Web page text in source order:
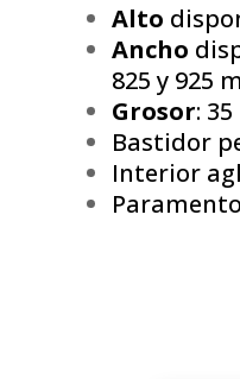
Alto
Ancho
825 y 925
Grosor:
Bastidor
Interior